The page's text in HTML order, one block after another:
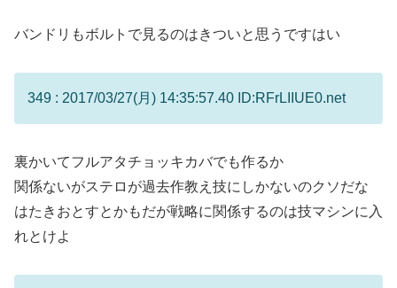
バンドリもボルトで見るのはきついと思うですはい
349 : 2017/03/27(月) 14:35:57.40 ID:RFrLIIUE0.net
裏かいてフルアタチョッキカバでも作るか
関係ないがステロが過去作教え技にしかないのクソだな
はたきおとすとかもだが戦略に関係するのは技マシンに入
れとけよ